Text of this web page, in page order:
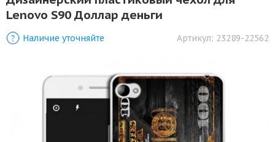
Lenovo S90 Доллар деньги
Наличие уточняйте Артикул: 23289-22562